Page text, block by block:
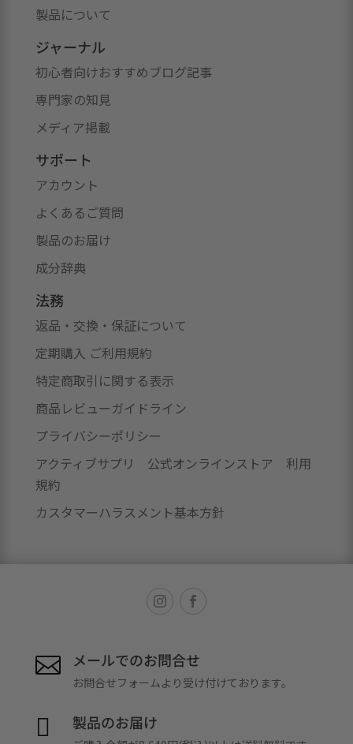
製品について
ジャーナル
初心者向けおすすめブログ記事
専門家の知見
メディア掲載
サポート
アカウント
よくあるご質問
製品のお届け
成分辞典
法務
返品・交換・保証について
定期購入 ご利用規約
特定商取引に関する表示
商品レビューガイドライン
プライバシーポリシー
アクティブサプリ 公式オンラインストア 利用
規約
カスタマーハラスメント基本方針
 メールでのお問合せ
お問合せフォームより受け付けております。
 製品のお届け